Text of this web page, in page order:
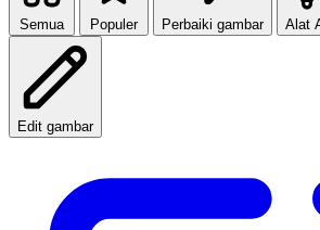
Semua Populer Perbaiki gambar Alat
Edit gambar